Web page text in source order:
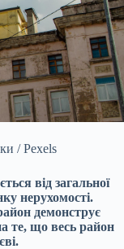
/ Pexels
від загальної
нерухомості.
демонструє
те, що весь район